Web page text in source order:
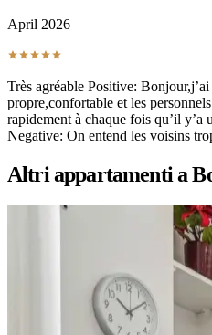
April 2026
Très agréable Positive:
propre,confortable et les
rapidement à chaque fois qu’il y’a
Negative: On entend les voisins
Altri appartamenti a